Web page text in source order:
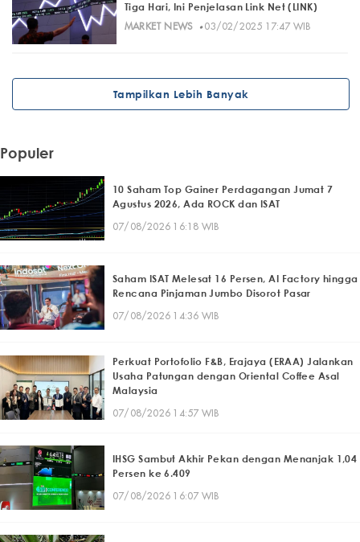
Tiga Hari, Ini Penjelasan Link Net (LINK)
MARKET NEWS· 03/02/2025 17:47 WIB
Tampilkan Lebih Banyak
Populer
10 Saham Top Gainer Perdagangan Jumat 7
Agustus 2026, Ada ROCK dan ISAT
07/08/2026 16:18 WIB
Saham ISAT Melesat 16 Persen, AI Factory hingga
Rencana Pinjaman Jumbo Disorot Pasar
07/08/2026 14:36 WIB
Perkuat Portofolio F&B, Erajaya (ERAA) Jalankan
Usaha Patungan dengan Oriental Coffee Asal
Malaysia
07/08/2026 14:57 WIB
IHSG Sambut Akhir Pekan dengan Menanjak 1,04
Persen ke 6.409
07/08/2026 16:07 WIB